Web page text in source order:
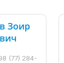
Зоир
(77) 284-